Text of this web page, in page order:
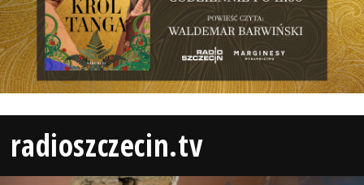
radioszczecin.tv